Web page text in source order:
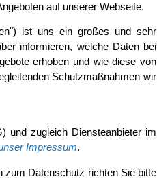
auf unserer Webseite.
ist uns ein großes und sehr
informieren, welche Daten bei
erhoben und wie diese von
Schutzmaßnahmen wir
und zugleich Diensteanbieter im
Impressum.
zum Datenschutz richten Sie bitte